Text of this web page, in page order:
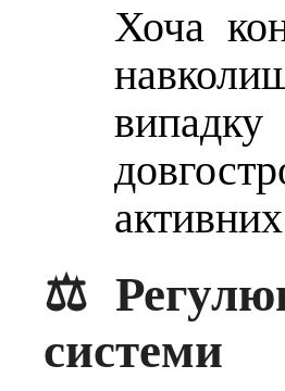
Хоча
⚖️
системи